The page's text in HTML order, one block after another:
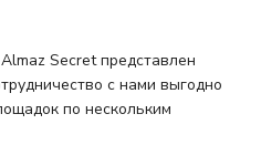
Secret представлен
с нами выгодно
по нескольким